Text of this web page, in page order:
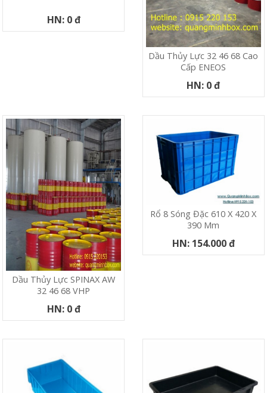
HN: 0 đ
Dầu Thủy Lực 32 46 68 Cao
Cấp ENEOS
HN: 0 đ
Dầu Thủy Lực SPINAX AW
32 46 68 VHP
HN: 0 đ
Rổ 8 Sóng Đặc 610 X 420 X
390 Mm
HN: 154.000 đ